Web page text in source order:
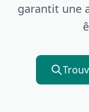
garantit une